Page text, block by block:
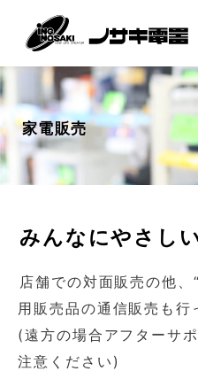
家電販売
みんなにやさし
店舗での対面販売の他
用販売品の通信販売も行
(遠方の場合アフターサ
注意ください)